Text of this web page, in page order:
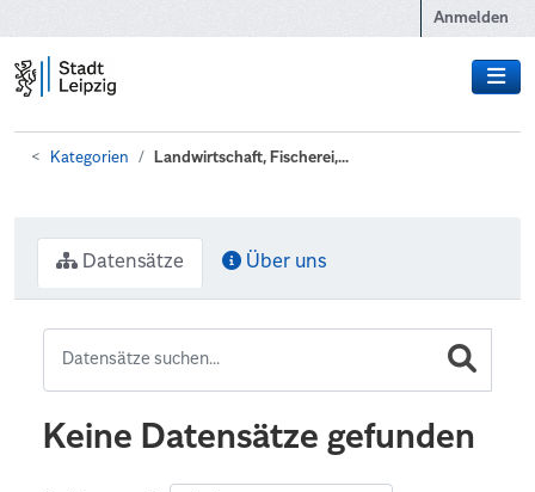
Anmelden
Kategorien Landwirtschaft, Fischerei,...
Datensätze Über uns
Keine Datensätze gefunden